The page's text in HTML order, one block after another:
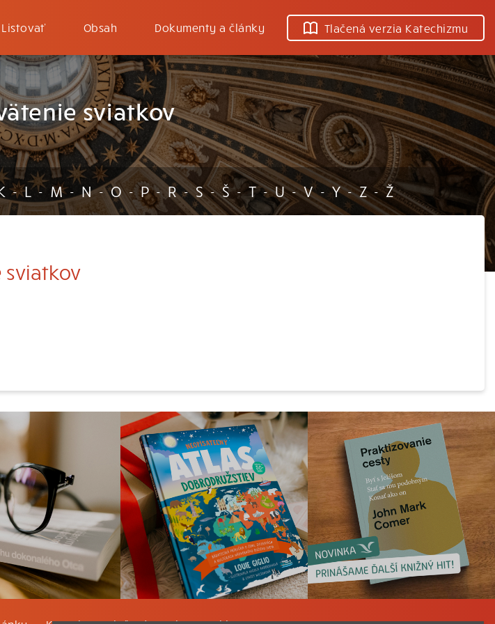
Listovať Obsah Dokumenty a články Tlačená verzia Katechizmu
sviatkov
- L - M - N - O - P - R - S - Š - T - U - V - Y - Z - Ž
sviatkov